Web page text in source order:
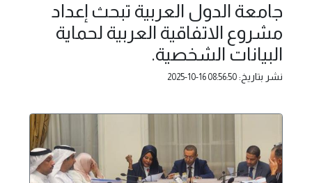
جامعة الدول العربية تبحث إعداد
مشروع الاتفاقية العربية لحماية
البيانات الشخصية.
نشر بتاريخ: 2025-10-16 08:56:50